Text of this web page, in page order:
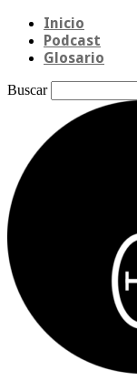
Inicio
Podcast
Glosario
Buscar